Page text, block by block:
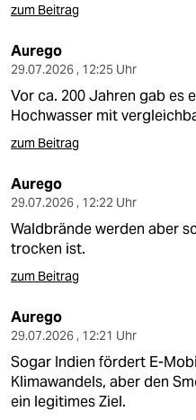
zum Beitrag
Aurego
29.07.2026 , 12:25 Uhr
Vor ca. 200 Jahren gab es
Hochwasser mit
zum Beitrag
Aurego
29.07.2026 , 12:22 Uhr
Waldbrände werden aber
trocken ist.
zum Beitrag
Aurego
29.07.2026 , 12:21 Uhr
Sogar Indien fördert E-
Klimawandels, aber den
ein legitimes Ziel.